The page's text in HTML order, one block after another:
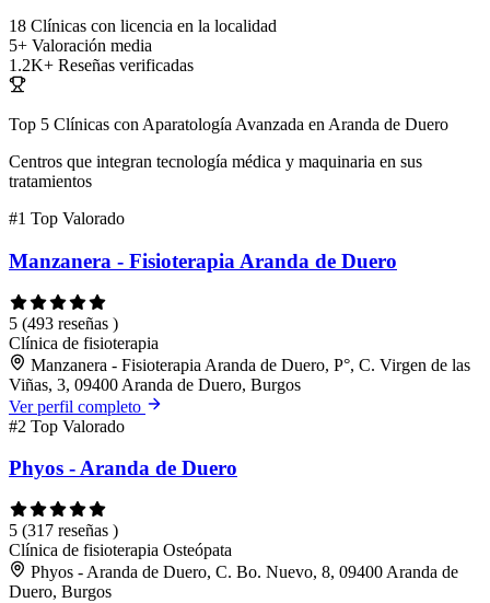
18 Clínicas con licencia en la localidad
5+ Valoración media
1.2K+ Reseñas verificadas
Top 5 Clínicas con Aparatología Avanzada en Aranda de Duero
Centros que integran tecnología médica y maquinaria en sus
tratamientos
#1 Top Valorado
Manzanera - Fisioterapia Aranda de Duero
5 (493 reseñas )
Clínica de fisioterapia
Manzanera - Fisioterapia Aranda de Duero, P°, C. Virgen de las
Viñas, 3, 09400 Aranda de Duero, Burgos
Ver perfil completo
#2 Top Valorado
Phyos - Aranda de Duero
5 (317 reseñas )
Clínica de fisioterapia Osteópata
Phyos - Aranda de Duero, C. Bo. Nuevo, 8, 09400 Aranda de
Duero, Burgos